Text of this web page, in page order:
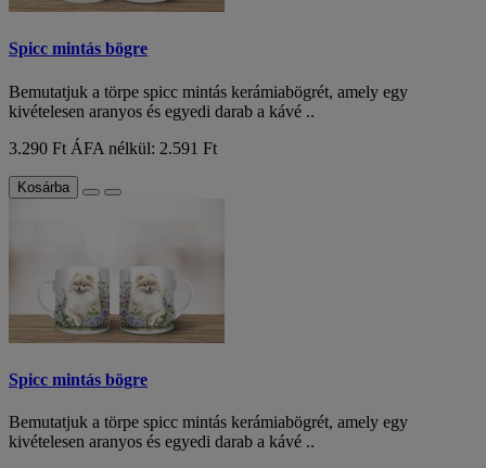
Spicc mintás bögre
Bemutatjuk a törpe spicc mintás kerámiabögrét, amely egy
kivételesen aranyos és egyedi darab a kávé ..
3.290 Ft ÁFA nélkül: 2.591 Ft
Kosárba
Spicc mintás bögre
Bemutatjuk a törpe spicc mintás kerámiabögrét, amely egy
kivételesen aranyos és egyedi darab a kávé ..